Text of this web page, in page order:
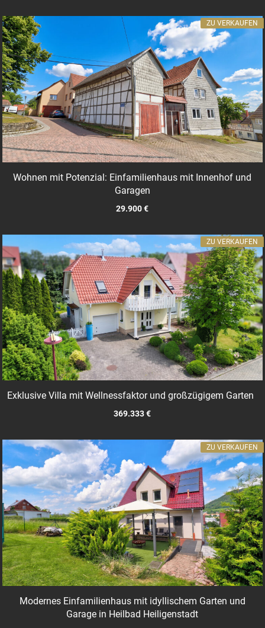
Wohnen mit Potenzial: Einfamilienhaus mit Innenhof und
Garagen
29.900 €
ZU VERKAUFEN
Exklusive Villa mit Wellnessfaktor und großzügigem Garten
369.333 €
ZU VERKAUFEN
Modernes Einfamilienhaus mit idyllischem Garten und
Garage in Heilbad Heiligenstadt
ZU VERKAUFEN